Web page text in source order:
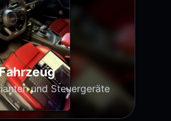
und Steuergeräte